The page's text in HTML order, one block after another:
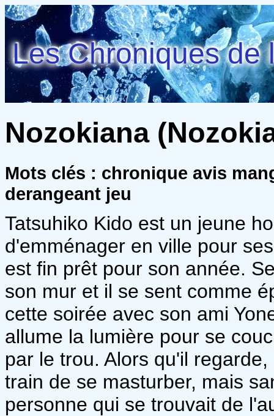
Les Chroniques de
Nozokiana
Mots clés : chronique avis
derangeant jeu
Tatsuhiko Kido est un jeune
d'emménager en ville pour
est fin prêt pour son année.
son mur et il se sent comme
cette soirée avec son ami
allume la lumière pour se
par le trou. Alors qu'il
train de se masturber, mais
personne qui se trouvait de